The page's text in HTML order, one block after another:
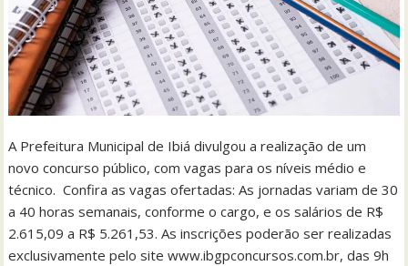
A Prefeitura Municipal de Ibiá divulgou a realização de um
novo concurso público, com vagas para os níveis médio e
técnico. Confira as vagas ofertadas: As jornadas variam de 30
a 40 horas semanais, conforme o cargo, e os salários de R$
2.615,09 a R$ 5.261,53. As inscrições poderão ser realizadas
exclusivamente pelo site www.ibgpconcursos.com.br, das 9h